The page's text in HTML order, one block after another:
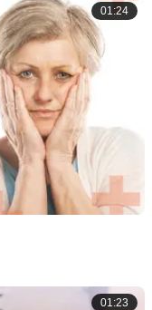
01:24
01:23